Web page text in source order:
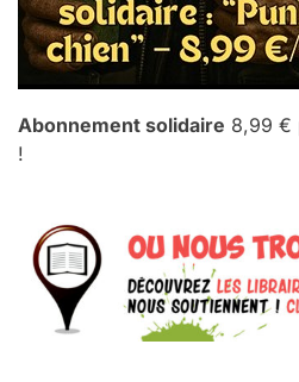
Abonnement solidaire 8,99 €
!